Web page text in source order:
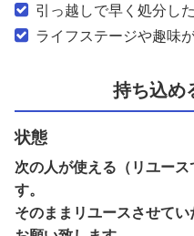
引っ越しで早く処分し
ライフステージや趣味
持ち込め
状態
次の人が使える（リユー
す。
そのままリユースさせて